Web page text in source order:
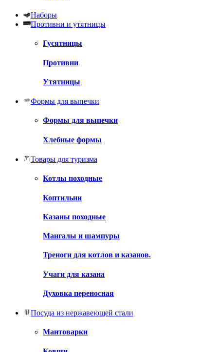
Наборы
Противни и утятницы
Гусятницы
Противни
Утятницы
Формы для выпечки
Формы для выпечки
Хлебные формы
Товары для туризма
Котлы походные
Коптильни
Казаны походные
Мангалы и шампуры
Треноги для котлов и казанов.
Учаги для казана
Духовка переносная
Посуда из нержавеющей стали
Мантоварки